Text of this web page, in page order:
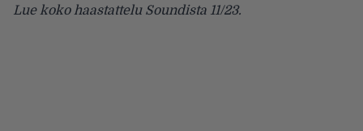
Lue koko haastattelu Soundista 11/23.